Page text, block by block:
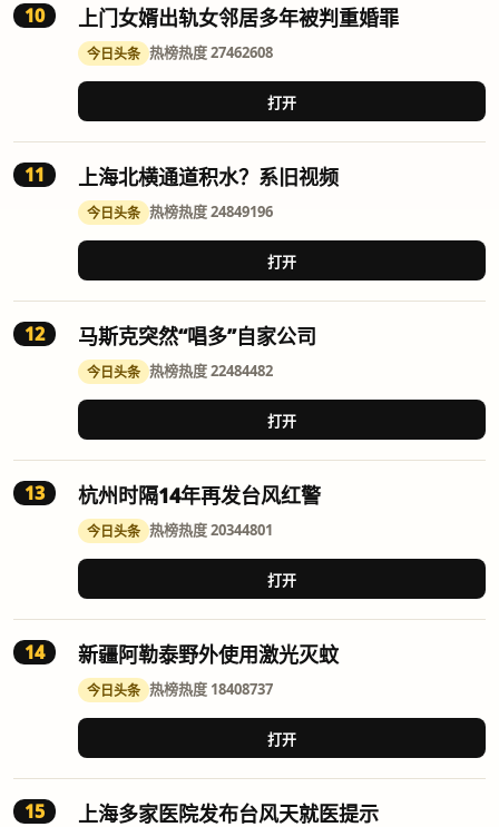
10 上门女婿出轨女邻居多年被判重婚罪
今日头条 热榜热度 27462608
打开
11 上海北横通道积水？系旧视频
今日头条 热榜热度 24849196
打开
12 马斯克突然“唱多”自家公司
今日头条 热榜热度 22484482
打开
13 杭州时隔14年再发台风红警
今日头条 热榜热度 20344801
打开
14 新疆阿勒泰野外使用激光灭蚊
今日头条 热榜热度 18408737
打开
15 上海多家医院发布台风天就医提示